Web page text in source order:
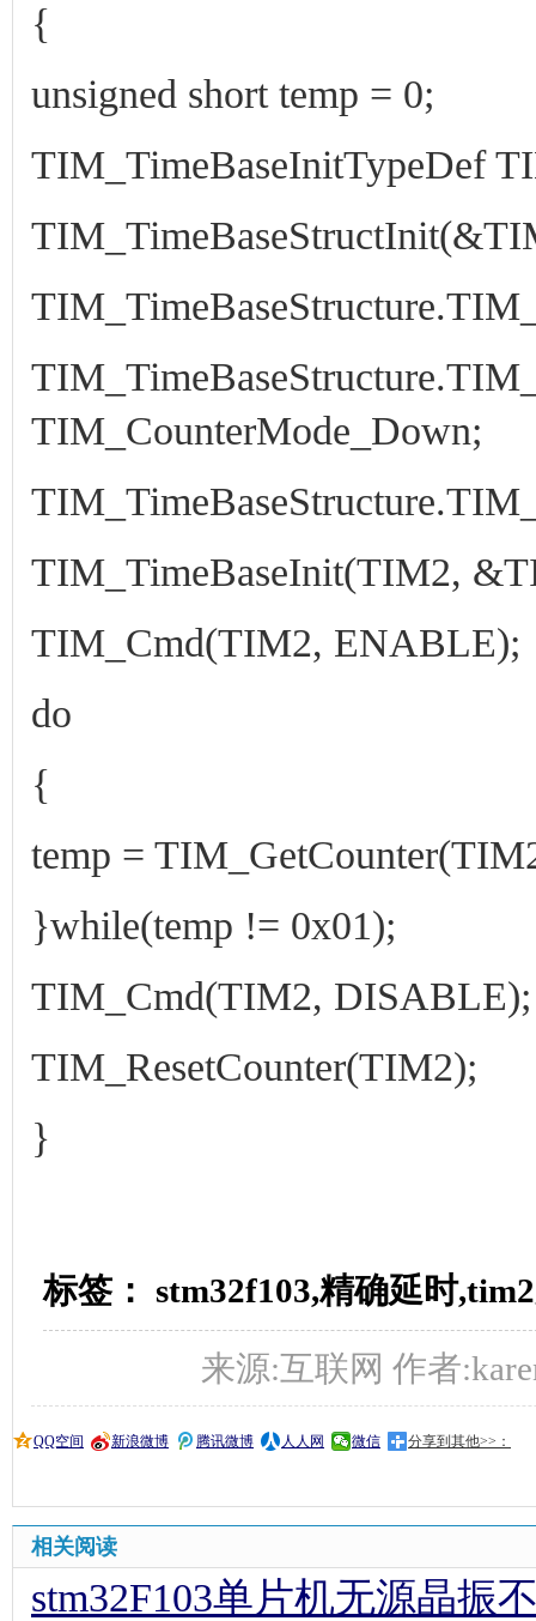
{
unsigned short temp = 0;
TIM_TimeBaseInitTypeDef
TIM_CounterMode_Down;
TIM_TimeBaseInit(TIM2,
TIM_Cmd(TIM2, ENABLE);
do
{
temp =
}while(temp != 0x01);
TIM_Cmd(TIM2, DISABLE);
TIM_ResetCounter(TIM2);
}
标签： stm32f103,精确延时
来源:互联网 作者
QQ空间 新浪微博 腾讯微博 人人网 微信 分享到其他>>：
相关阅读
stm32F103单片机无源晶振